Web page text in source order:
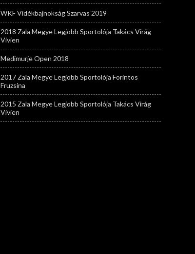
WKF Vidékbajnokság Szarvas 2019
2018 Zala Megye Legjobb Sportolója Takács Virág
Vivien
Medimurje Open 2018
2017 Zala Megye Legjobb Sportolója Forintos
Fruzsina
2015 Zala Megye Legjobb Sportolója Takács Virág
Vivien